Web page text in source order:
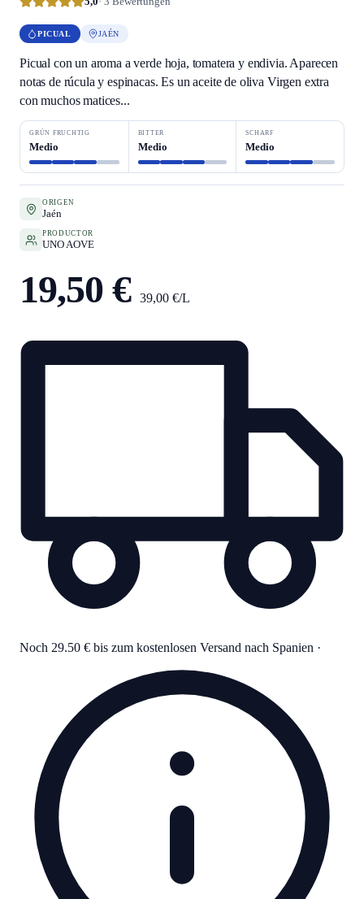
PICUAL JAÉN
Picual con un aroma a verde hoja, tomatera y endivia. Aparecen
notas de rúcula y espinacas. Es un aceite de oliva Virgen extra
con muchos matices...
GRÜN FRUCHTIG
Medio
BITTER
Medio
SCHARF
Medio
ORIGEN
Jaén
PRODUCTOR
UNO AOVE
19,50 €39,00 €/L
Noch 29.50 € bis zum kostenlosen Versand nach Spanien ·